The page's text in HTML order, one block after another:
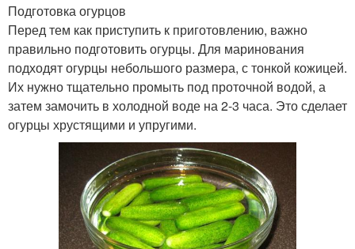
Подготовка огурцов
Перед тем как приступить к приготовлению, важно
правильно подготовить огурцы. Для маринования
подходят огурцы небольшого размера, с тонкой кожицей.
Их нужно тщательно промыть под проточной водой, а
затем замочить в холодной воде на 2-3 часа. Это сделает
огурцы хрустящими и упругими.